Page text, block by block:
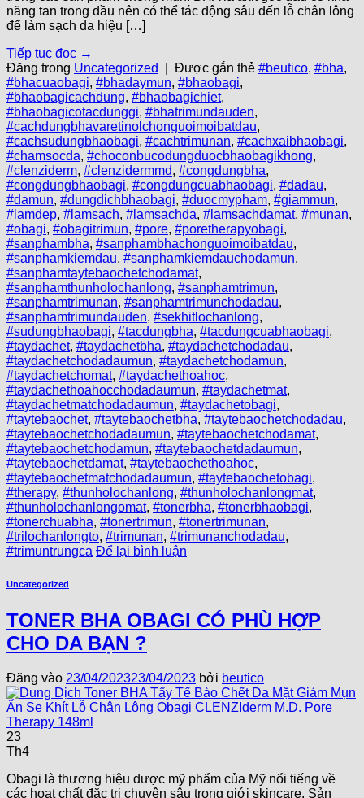
năng tan trong dầu nên có thể tác động sâu đến lỗ chân lông
để làm sạch da hiệu […]
Tiếp tục đọc →
Đăng trong Uncategorized Được gắn thẻ #beutico, #bha,
#bhacuaobagi, #bhadaymun, #bhaobagi,
#bhaobagicachdung, #bhaobagichiet,
#bhaobagicotacdunggi, #bhatrimundauden,
#cachdungbhavaretinolchonguoimoibatdau,
#cachsudungbhaobagi, #cachtrimunan, #cachxaibhaobagi,
#chamsocda, #choconbucodungduocbhaobagikhong,
#clenziderm, #clenzidermmd, #congdungbha,
#congdungbhaobagi, #congdungcuabhaobagi, #dadau,
#damun, #dungdichbhaobagi, #duocmypham, #giammun,
#lamdep, #lamsach, #lamsachda, #lamsachdamat, #munan,
#obagi, #obagitrimun, #pore, #poretherapyobagi,
#sanphambha, #sanphambhachonguoimoibatdau,
#sanphamkiemdau, #sanphamkiemdauchodamun,
#sanphamtaytebaochetchodamat,
#sanphamthunholochanlong, #sanphamtrimun,
#sanphamtrimunan, #sanphamtrimunchodadau,
#sanphamtrimundauden, #sekhitlochanlong,
#sudungbhaobagi, #tacdungbha, #tacdungcuabhaobagi,
#taydachet, #taydachetbha, #taydachetchodadau,
#taydachetchodadaumun, #taydachetchodamun,
#taydachetchomat, #taydachethoahoc,
#taydachethoahocchodadaumun, #taydachetmat,
#taydachetmatchodadaumun, #taydachetobagi,
#taytebaochet, #taytebaochetbha, #taytebaochetchodadau,
#taytebaochetchodadaumun, #taytebaochetchodamat,
#taytebaochetchodamun, #taytebaochetdadaumun,
#taytebaochetdamat, #taytebaochethoahoc,
#taytebaochetmatchodadaumun, #taytebaochetobagi,
#therapy, #thunholochanlong, #thunholochanlongmat,
#thunholochanlongomat, #tonerbha, #tonerbhaobagi,
#tonerchuabha, #tonertrimun, #tonertrimunan,
#trilochanlongto, #trimunan, #trimunanchodadau,
#trimuntrungca Để lại bình luận
Uncategorized
TONER BHA OBAGI CÓ PHÙ HỢP
CHO DA BẠN ?
Đăng vào 23/04/202323/04/2023 bởi beutico
23
Th4
Obagi là thương hiệu dược mỹ phẩm của Mỹ nổi tiếng về
các hoạt chất đặc trị chuyên sâu trong giới skincare. Sản